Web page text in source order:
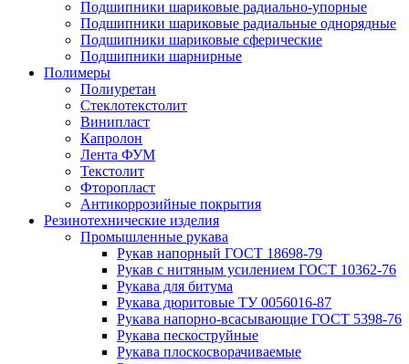
Подшипники шариковые радиально-упорные
Подшипники шариковые радиальные однорядные
Подшипники шариковые сферические
Подшипники шарнирные
Полимеры
Полиуретан
Стеклотекстолит
Винипласт
Капролон
Лента ФУМ
Текстолит
Фторопласт
Антикоррозийные покрытия
Резинотехнические изделия
Промышленные рукава
Рукав напорный ГОСТ 18698-79
Рукав с нитяным усилением ГОСТ 10362-76
Рукава для битума
Рукава дюритовые ТУ 0056016-87
Рукава напорно-всасывающие ГОСТ 5398-76
Рукава пескоструйные
Рукава плоскосворачиваемые